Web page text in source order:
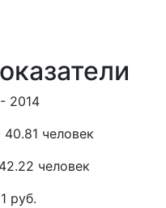
2014
человек
человек
руб.